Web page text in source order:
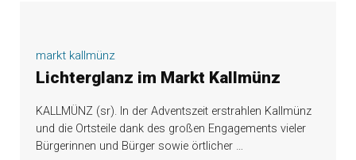
markt kallmünz
Lichterglanz im Markt Kallmünz
KALLMÜNZ (sr). In der Adventszeit erstrahlen Kallmünz
und die Ortsteile dank des großen Engagements vieler
Bürgerinnen und Bürger sowie örtlicher …